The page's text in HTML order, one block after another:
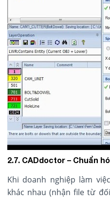
2.7. CADdoctor – Chuẩn
Khi doanh nghiệp làm
khác nhau (nhận file từ